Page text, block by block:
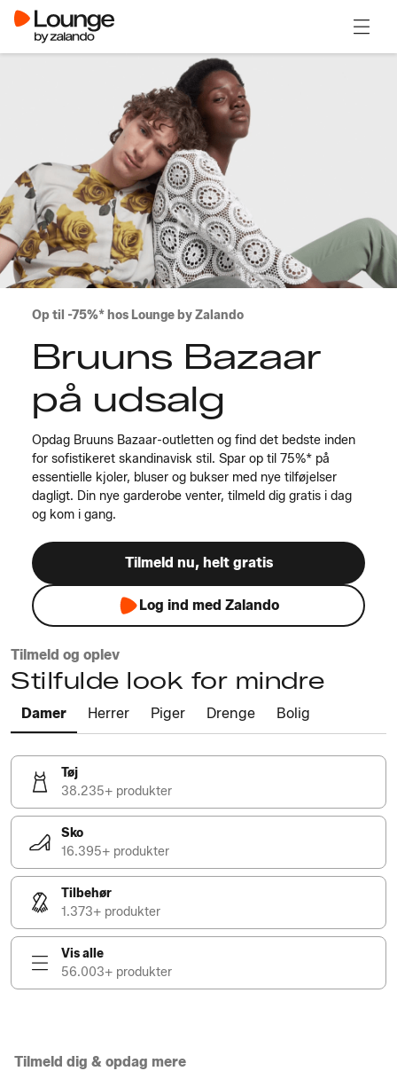
Op til -75%* hos Lounge by Zalando
Bruuns Bazaar
på udsalg
Opdag Bruuns Bazaar-outletten og find det bedste inden
for sofistikeret skandinavisk stil. Spar op til 75%* på
essentielle kjoler, bluser og bukser med nye tilføjelser
dagligt. Din nye garderobe venter, tilmeld dig gratis i dag
og kom i gang.
Tilmeld nu, helt gratis
Log ind med Zalando
Tilmeld og oplev
Stilfulde look for mindre
Damer Herrer Piger Drenge Bolig
Tøj
38.235+ produkter
Sko
16.395+ produkter
Tilbehør
1.373+ produkter
Vis alle
56.003+ produkter
Tilmeld dig & opdag mere